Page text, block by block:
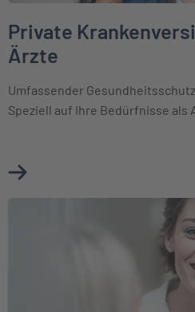
Private
Ärzte
Umfassender
Speziell auf Ihre Bedürfnisse als
Mehr über Private
Weiter zu Private